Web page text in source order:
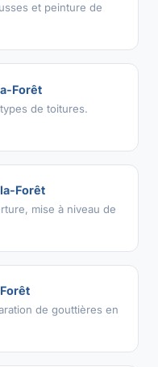
et peinture de
Forêt
de toitures.
Forêt
mise à niveau de
de gouttières en